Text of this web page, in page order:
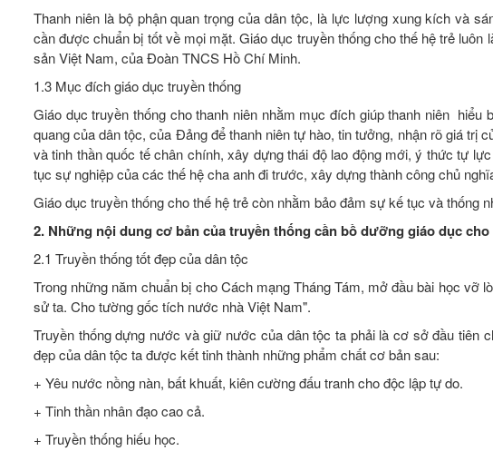
Thanh niên là bộ phận quan trọng của dân tộc, là lực lượng xung kích và
cần được chuẩn bị tốt về mọi mặt. Giáo dục truyền thống cho thế hệ trẻ
sản Việt Nam, của Đoàn TNCS Hồ Chí Minh.
1.3 Mục đích giáo dục truyền thống
Giáo dục truyền thống cho thanh niên nhằm mục đích giúp thanh niên
quang của dân tộc, của Đảng để thanh niên tự hào, tin tưởng, nhận rõ giá trị
và tinh thần quốc tế chân chính, xây dựng thái độ lao động mới, ý thức tự
tục sự nghiệp của các thế hệ cha anh đi trước, xây dựng thành công chủ
Giáo dục truyền thống cho thế hệ trẻ còn nhằm bảo đảm sự kế tục và thống
2. Những nội dung cơ bản của truyền thống cần bồ dưỡng giáo dục
2.1 Truyền thống tốt đẹp của dân tộc
Trong những năm chuẩn bị cho Cách mạng Tháng Tám, mở đầu bài học vỡ
sử ta. Cho tường gốc tích nước nhà Việt Nam".
Truyền thống dựng nước và giữ nước của dân tộc ta phải là cơ sở đầu tiên
đẹp của dân tộc ta được kết tinh thành những phẩm chất cơ bản sau:
+ Yêu nước nồng nàn, bất khuất, kiên cường đấu tranh cho độc lập tự do.
+ Tinh thần nhân đạo cao cả.
+ Truyền thống hiếu học.